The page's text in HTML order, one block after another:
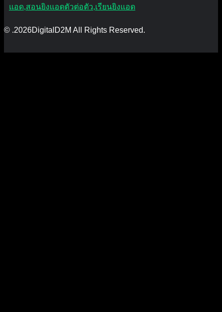
© .2026DigitalD2M All Rights Reserved.